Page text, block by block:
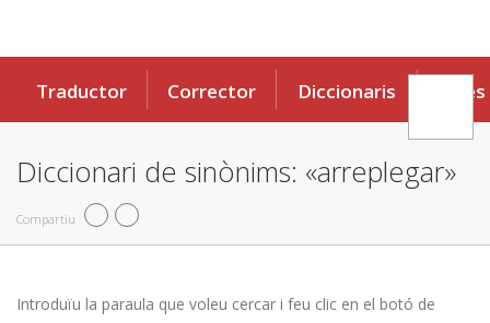
Traductor Corrector Diccionaris Eines
Diccionari de sinònims: «arreplegar»
Compartiu
Introduïu la paraula que voleu cercar i feu clic en el botó de